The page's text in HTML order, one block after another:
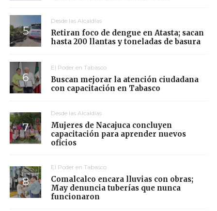
Desde las Alcaldías
Retiran foco de dengue en Atasta; sacan
hasta 200 llantas y toneladas de basura
El Poder en Tabasco
Buscan mejorar la atención ciudadana
con capacitación en Tabasco
Desde las Alcaldías
Mujeres de Nacajuca concluyen
capacitación para aprender nuevos
oficios
El Poder en Tabasco
Comalcalco encara lluvias con obras;
May denuncia tuberías que nunca
funcionaron